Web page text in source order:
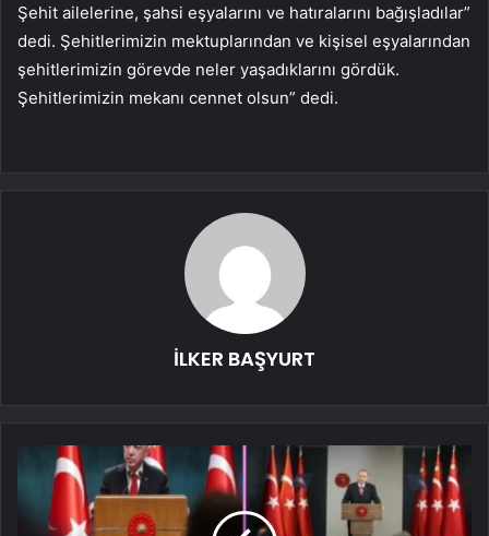
Şehit ailelerine, şahsi eşyalarını ve hatıralarını bağışladılar”
dedi. Şehitlerimizin mektuplarından ve kişisel eşyalarından
şehitlerimizin görevde neler yaşadıklarını gördük.
Şehitlerimizin mekanı cennet olsun” dedi.
İLKER BAŞYURT